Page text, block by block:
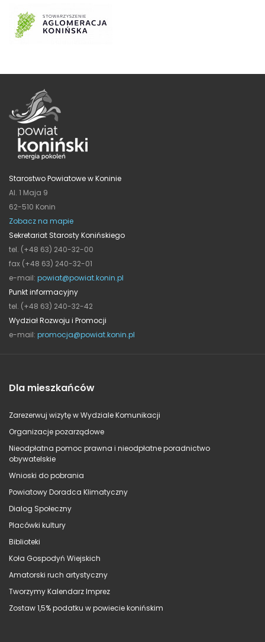
Starostwo Powiatowe w Koninie
Al. 1 Maja 9
62-510 Konin
Zobacz na mapie
Sekretariat Starosty Konińskiego
tel. (+48 63) 240-32-00
fax (+48 63) 240-32-01
e-mail: powiat@powiat.konin.pl
Punkt informacyjny
tel. (+48 63) 240-32-42
Wydział Rozwoju i Promocji
e-mail: promocja@powiat.konin.pl
Dla mieszkańców
Zarezerwuj wizytę w Wydziale Komunikacji
Organizacje pozarządowe
Nieodpłatna pomoc prawna i nieodpłatne poradnictwo
obywatelskie
Wnioski do pobrania
Powiatowy Doradca Klimatyczny
Dialog Społeczny
Placówki kultury
Biblioteki
Koła Gospodyń Wiejskich
Amatorski ruch artystyczny
Tworzymy Kalendarz Imprez
Zostaw 1,5% podatku w powiecie konińskim